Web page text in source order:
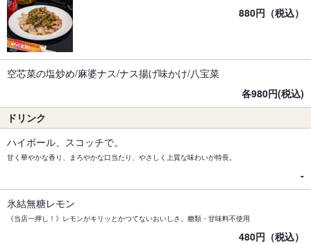
880円（税込）
空芯菜の塩炒め/麻婆ナス/ナス揚げ味かけ/八宝菜
各980円(税込)
ドリンク
ハイボール、スコッチで。
甘く華やかな香り、まろやかな口当たり、やさしく上質な味わいが特長。
-
氷結無糖レモン
《当店一押し！》レモンがキリッとかつてないおいしさ。糖類・甘味料不使用
480円（税込）